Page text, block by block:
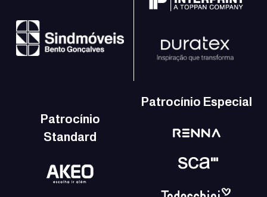
Patrocínio
Standard
Patrocínio Especial